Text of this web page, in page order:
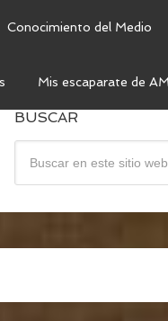
Conocimiento del Medio
Mis escaparate de
BUSCAR